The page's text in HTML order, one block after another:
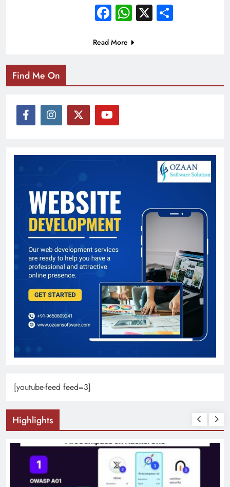
Facebook
WhatsApp
X Share
Read More
Find Me On
[youtube-feed feed=3]
Highlights